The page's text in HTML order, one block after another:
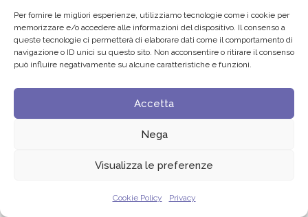
Per fornire le migliori esperienze, utilizziamo tecnologie come i cookie per
memorizzare e/o accedere alle informazioni del dispositivo. Il consenso a
queste tecnologie ci permetterà di elaborare dati come il comportamento di
navigazione o ID unici su questo sito. Non acconsentire o ritirare il consenso
può influire negativamente su alcune caratteristiche e funzioni.
Accetta
Nega
Visualizza le preferenze
Cookie Policy Privacy
21 Luglio 2026
Edvance – Digital Education Hub Higher Education 15